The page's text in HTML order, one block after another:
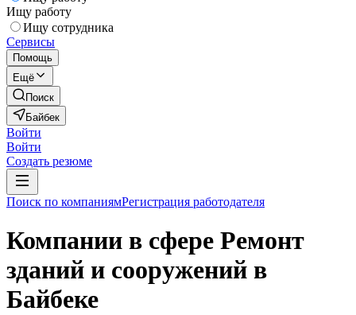
Ищу работу
Ищу сотрудника
Сервисы
Помощь
Ещё
Поиск
Байбек
Войти
Войти
Создать резюме
Поиск по компаниямРегистрация работодателя
Компании в сфере Ремонт
зданий и сооружений в
Байбеке